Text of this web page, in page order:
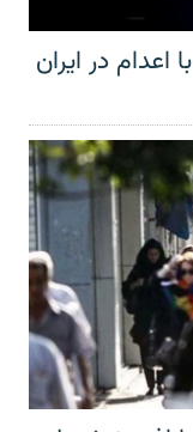
اعدام در ایران